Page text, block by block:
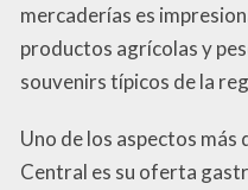
mercaderías es
productos agrícolas y
souvenirs típicos de la
Uno de los aspectos
Central es su oferta